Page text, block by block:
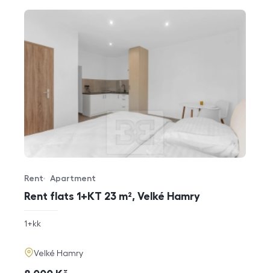
Rent flats 1+KT 23 m², Velké Hamry
Offer type
Rent
Property type
Apartment
rozměry
1+kk
adresa
Velké Hamry